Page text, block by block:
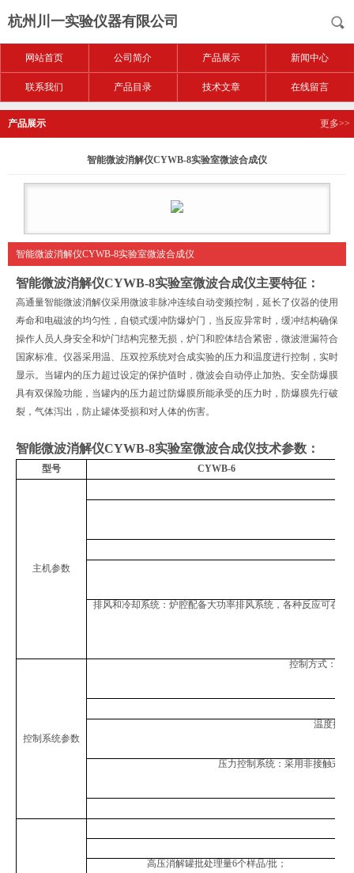
杭州川一实验仪器有限公司
网站首页 公司简介 产品展示 新闻中心
联系我们 产品目录 技术文章 在线留言
产品展示 更多>>
智能微波消解仪CYWB-8实验室微波合成仪
智能微波消解仪CYWB-8实验室微波合成仪
智能微波消解仪CYWB-8实验室微波合成仪主要特征：
高通量智能微波消解仪采用微波非脉冲连续自动变频控制，延长了仪器的使用
寿命和电磁波的均匀性，自锁式缓冲防爆炉门，当反应异常时，缓冲结构确保
操作人员人身安全和炉门结构完整无损，炉门和腔体结合紧密，微波泄漏符合
国家标准。仪器采用温、压双控系统对合成实验的压力和温度进行控制，实时
显示。当罐内的压力超过设定的保护值时，微波会自动停止加热。安全防爆膜
具有双保险功能，当罐内的压力超过防爆膜所能承受的压力时，防爆膜先行破
裂，气体泻出，防止罐体受损和对人体的伤害。
智能微波消解仪CYWB-8实验室微波合成仪技术参数：
型号 CYWB-6
主机参数
排风和冷却系统：炉腔配备大功率排风系统，各种反应可在
控制系统参数
控制方式：触
温度控制
压力控制系统：采用非接触式
高压消解罐批处理量6个样品/批；